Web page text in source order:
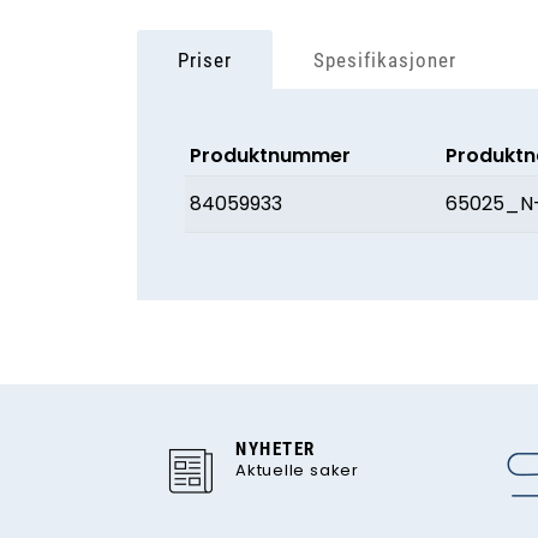
Priser Spesifikasjoner
Produktnummer
84059933
NYHETER
Aktuelle saker